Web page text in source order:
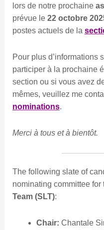
lors de notre prochaine
prévue le 22 octobre
postes actuels de la
Pour plus d’informations
participer à la prochaine
section ou si vous avez
mêmes, veuillez me
nominations.
Merci à tous et à bientôt.
The following slate of
nominating committee for
Team (SLT):
Chair: Chantale